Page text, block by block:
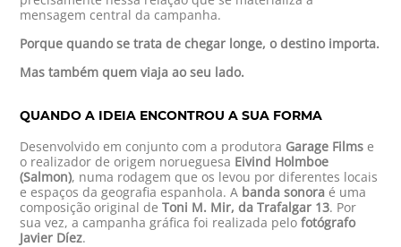
mensagem central da campanha.
Porque quando se trata de chegar longe, o destino importa.
Mas também quem viaja ao seu lado.
QUANDO A IDEIA ENCONTROU A SUA FORMA
Desenvolvido em conjunto com a produtora Garage Films e
o realizador de origem norueguesa Eivind Holmboe
(Salmon), numa rodagem que os levou por diferentes locais
e espaços da geografia espanhola. A banda sonora é uma
composição original deToni M. Mir, da Trafalgar 13. Por
sua vez, a campanha gráfica foi realizada pelofotógrafo
Javier Díez.